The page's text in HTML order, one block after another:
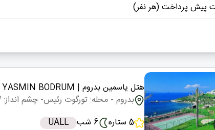
پیش پرداخت (هر نفر)
هتل یاسمین بدروم | YASMIN BODRUM
بدروم - محله: تورگوت رئیس- چشم انداز: LAND VIEW
5 ستاره
6 شب UALL